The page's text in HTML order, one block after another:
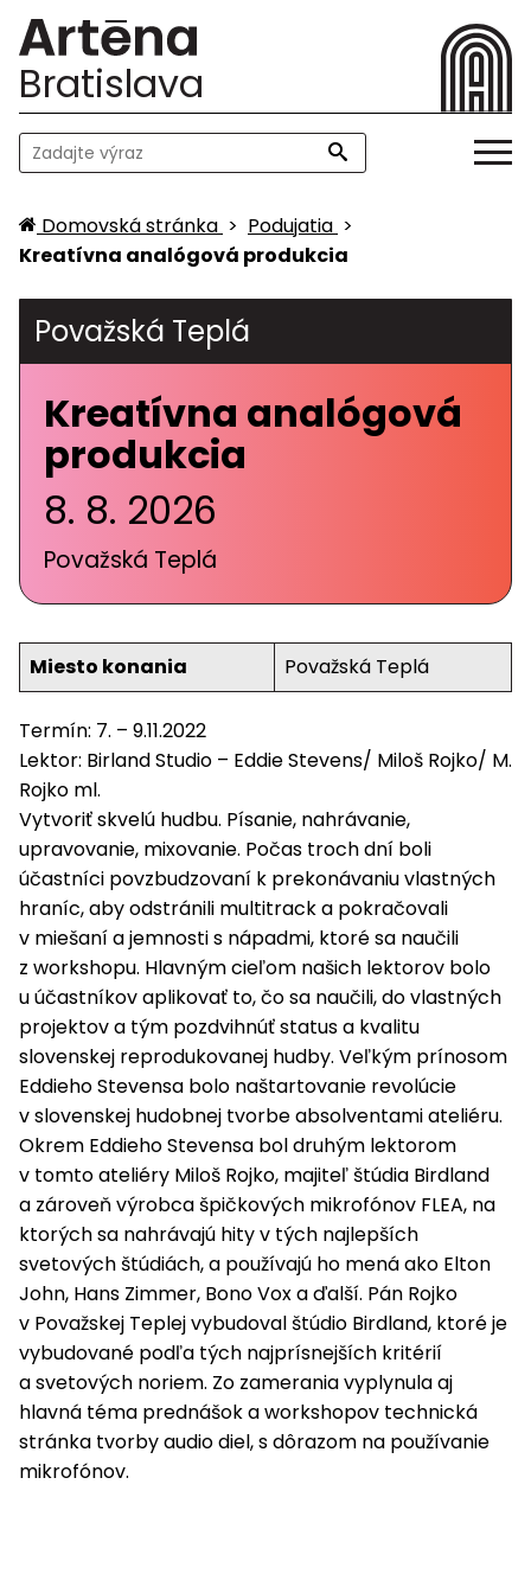
Bratislava
Domovská stránka > Podujatia >
Kreatívna analógová produkcia
Považská Teplá
Kreatívna analógová
produkcia
8. 8. 2026
Považská Teplá
Miesto konania Považská Teplá
Termín: 7. – 9.11.2022
Lektor: Birland Studio – Eddie Stevens/ Miloš Rojko/ M.
Rojko ml.
Vytvoriť skvelú hudbu. Písanie, nahrávanie,
upravovanie, mixovanie. Počas troch dní boli
účastníci povzbudzovaní k prekonávaniu vlastných
hraníc, aby odstránili multitrack a pokračovali
v miešaní a jemnosti s nápadmi, ktoré sa naučili
z workshopu. Hlavným cieľom našich lektorov bolo
u účastníkov aplikovať to, čo sa naučili, do vlastných
projektov a tým pozdvihnúť status a kvalitu
slovenskej reprodukovanej hudby. Veľkým prínosom
Eddieho Stevensa bolo naštartovanie revolúcie
v slovenskej hudobnej tvorbe absolventami ateliéru.
Okrem Eddieho Stevensa bol druhým lektorom
v tomto ateliéry Miloš Rojko, majiteľ štúdia Birdland
a zároveň výrobca špičkových mikrofónov FLEA, na
ktorých sa nahrávajú hity v tých najlepších
svetových štúdiách, a používajú ho mená ako Elton
John, Hans Zimmer, Bono Vox a ďalší. Pán Rojko
v Považskej Teplej vybudoval štúdio Birdland, ktoré je
vybudované podľa tých najprísnejších kritérií
a svetových noriem. Zo zamerania vyplynula aj
hlavná téma prednášok a workshopov technická
stránka tvorby audio diel, s dôrazom na používanie
mikrofónov.